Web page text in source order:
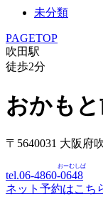
未分類
PAGETOP
吹田駅
徒歩2分
おかも
〒5640031 大阪府
tel.06-4860-0648
おーむしば
ネット予約はこち